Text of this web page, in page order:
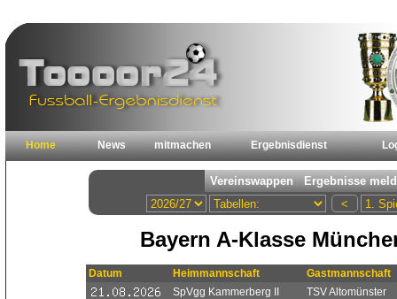
Home News mitmachen Ergebnisdienst
Bayern A-Klasse
Datum Heimmannschaft
Gastmannschaft
SpVgg Kammerberg II
TSV Altomünster